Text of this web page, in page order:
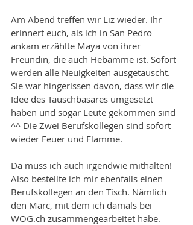
Am Abend treffen wir Liz wieder. Ihr
erinnert euch, als ich in San Pedro
ankam erzählte Maya von ihrer
Freundin, die auch Hebamme ist. Sofort
werden alle Neuigkeiten ausgetauscht.
Sie war hingerissen davon, dass wir die
Idee des Tauschbasares umgesetzt
haben und sogar Leute gekommen sind
^^ Die Zwei Berufskollegen sind sofort
wieder Feuer und Flamme.
Da muss ich auch irgendwie mithalten!
Also bestellte ich mir ebenfalls einen
Berufskollegen an den Tisch. Nämlich
den Marc, mit dem ich damals bei
WOG.ch zusammengearbeitet habe.